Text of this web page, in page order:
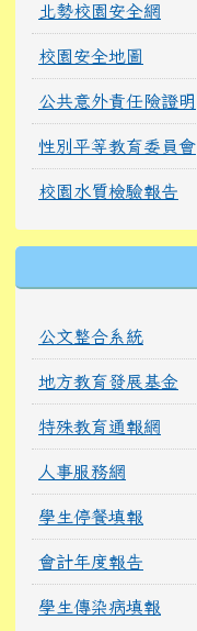
北勢校園安全網
校園安全地圖
公共意外責任險證明
性別平等教育委員會
校園水質檢驗報告
公文整合系統
地方教育發展基金
特殊教育通報網
人事服務網
學生停餐填報
會計年度報告
學生傳染病填報